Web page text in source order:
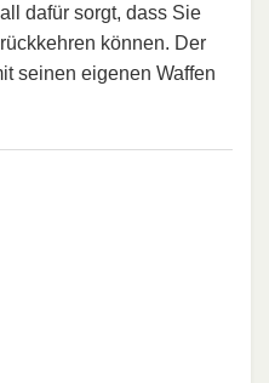
dafür sorgt, dass Sie
können. Der
seinen eigenen Waffen